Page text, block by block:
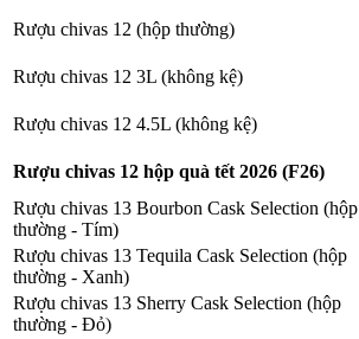
Rượu chivas 12 (hộp thường)
Rượu chivas 12 3L (không kệ)
Rượu chivas 12 4.5L (không kệ)
Rượu chivas 12 hộp quà tết 2026 (F26)
Rượu chivas 13 Bourbon Cask Selection (hộp
thường - Tím)
Rượu chivas 13 Tequila Cask Selection (hộp
thường - Xanh)
Rượu chivas 13 Sherry Cask Selection (hộp
thường - Đỏ)